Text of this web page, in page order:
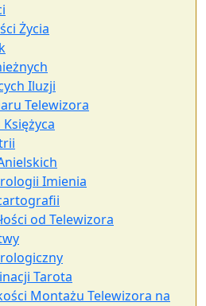
Życia
Iluzji
Telewizora
Imienia
od Telewizora
Tarota
Montażu Telewizora na